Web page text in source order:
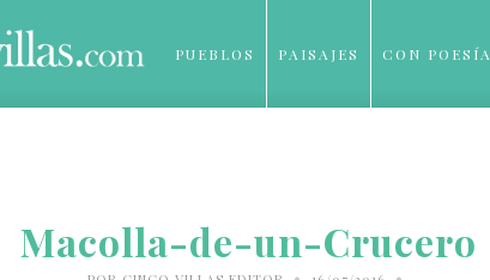
PUEBLOS PAISAJES CON POESÍA
Macolla-de-un-Crucero